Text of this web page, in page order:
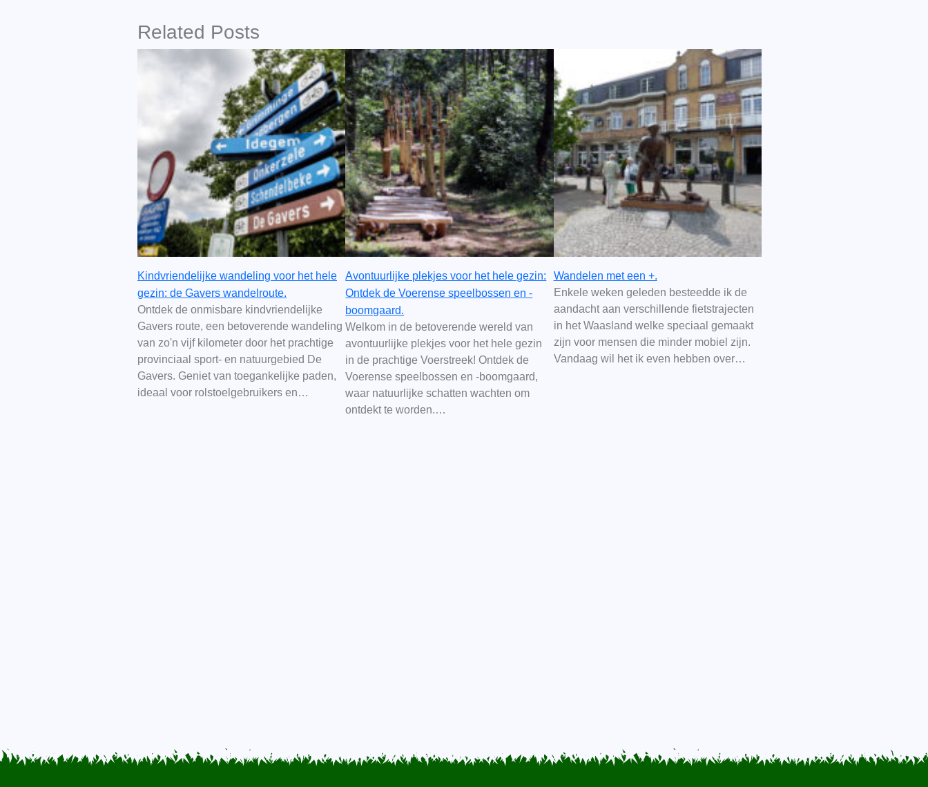
Related Posts
Kindvriendelijke wandeling voor het hele
gezin: de Gavers wandelroute.
Ontdek de onmisbare kindvriendelijke
Gavers route, een betoverende wandeling
van zo'n vijf kilometer door het prachtige
provinciaal sport- en natuurgebied De
Gavers. Geniet van toegankelijke paden,
ideaal voor rolstoelgebruikers en…
Avontuurlijke plekjes voor het hele gezin:
Ontdek de Voerense speelbossen en -
boomgaard.
Welkom in de betoverende wereld van
avontuurlijke plekjes voor het hele gezin
in de prachtige Voerstreek! Ontdek de
Voerense speelbossen en -boomgaard,
waar natuurlijke schatten wachten om
ontdekt te worden.…
Wandelen met een +.
Enkele weken geleden besteedde ik de
aandacht aan verschillende fietstrajecten
in het Waasland welke speciaal gemaakt
zijn voor mensen die minder mobiel zijn.
Vandaag wil het ik even hebben over…